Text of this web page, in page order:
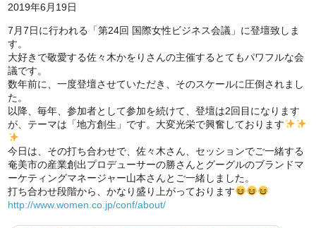
2019年6月19日
7月7日に行われる「第24回 国際女性ビジネス会議」に登壇致しま
す。
大好きで敬愛する佐々木かをりさんの主催するとてもパワフルな会
議です。
数年前に、一度登壇させていただき、そのスケールに圧倒されまし
た。
以降、毎年、参加者として参加を続けて、登壇は2回目になります
が、テーマは「地方創生」です。大変光栄で興奮しております
今日は、その打ち合わせで、佐々木さん、セッションでご一緒する
奄美市の産業創出プロデューサーの勝さんとグーグルのブランドマ
ーケティングマネージャー山本さんとご一緒しました。
打ち合わせ段階から、かなり盛り上がっております
http://www.women.co.jp/conf/about/